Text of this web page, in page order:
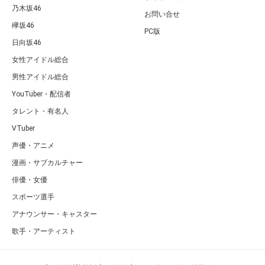
乃木坂46
欅坂46
日向坂46
女性アイドル総合
男性アイドル総合
YouTuber・配信者
タレント・有名人
VTuber
声優・アニメ
漫画・サブカルチャー
俳優・女優
スポーツ選手
アナウンサー・キャスター
歌手・アーティスト
お問い合せ
PC版